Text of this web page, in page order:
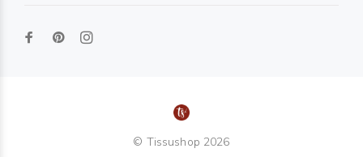
© Tissushop 2026